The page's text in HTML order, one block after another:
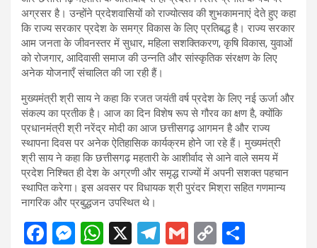
अग्रसर है। उन्होंने प्रदेशवासियों को राज्योत्सव की शुभकामनाएं देते हुए कहा
कि राज्य सरकार प्रदेश के समग्र विकास के लिए प्रतिबद्ध है। राज्य सरकार
आम जनता के जीवनस्तर में सुधार, महिला सशक्तिकरण, कृषि विकास, युवाओं
को रोजगार, आदिवासी समाज की उन्नति और सांस्कृतिक संरक्षण के लिए
अनेक योजनाएँ संचालित की जा रही हैं।
मुख्यमंत्री श्री साय ने कहा कि रजत जयंती वर्ष प्रदेश के लिए नई ऊर्जा और
संकल्प का प्रतीक है। आज का दिन विशेष रूप से गौरव का क्षण है, क्योंकि
प्रधानमंत्री श्री नरेंद्र मोदी का आज छत्तीसगढ़ आगमन है और राज्य
स्थापना दिवस पर अनेक ऐतिहासिक कार्यक्रम होने जा रहे हैं। मुख्यमंत्री
श्री साय ने कहा कि छत्तीसगढ़ महतारी के आशीर्वाद से आने वाले समय में
प्रदेश निश्चित ही देश के अग्रणी और समृद्ध राज्यों में अपनी सशक्त पहचान
स्थापित करेगा। इस अवसर पर विधायक श्री पुरंदर मिश्रा सहित गणमान्य
नागरिक और प्रबुद्धजन उपस्थित थे।
F
M W X
T
G
C